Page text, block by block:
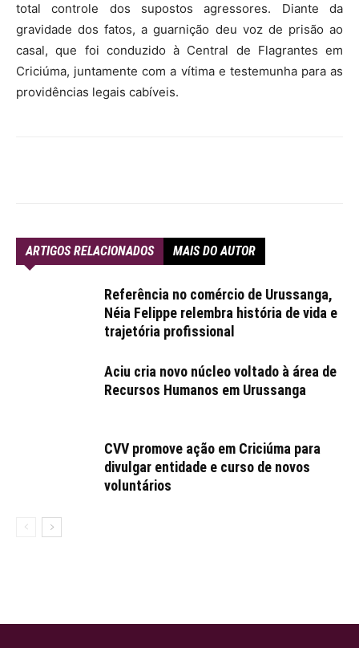
total controle dos supostos agressores. Diante da
gravidade dos fatos, a guarnição deu voz de prisão ao
casal, que foi conduzido à Central de Flagrantes em
Criciúma, juntamente com a vítima e testemunha para as
providências legais cabíveis.
ARTIGOS RELACIONADOS MAIS DO AUTOR
Referência no comércio de Urussanga,
Néia Felippe relembra história de vida e
trajetória profissional
Aciu cria novo núcleo voltado à área de
Recursos Humanos em Urussanga
CVV promove ação em Criciúma para
divulgar entidade e curso de novos
voluntários